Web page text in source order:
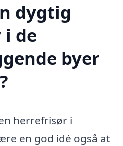
dygtig
de
byer
herrefrisør i
en god idé også at